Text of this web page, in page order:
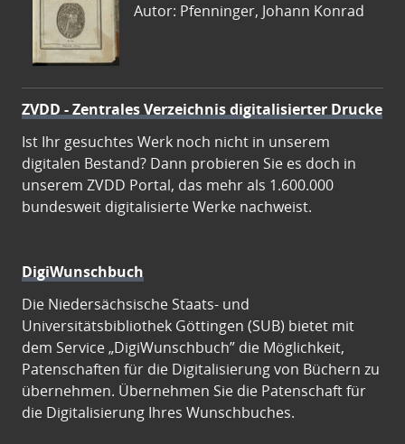
Autor: Pfenninger, Johann Konrad
ZVDD - Zentrales Verzeichnis digitalisierter Drucke
Ist Ihr gesuchtes Werk noch nicht in unserem
digitalen Bestand? Dann probieren Sie es doch in
unserem ZVDD Portal, das mehr als 1.600.000
bundesweit digitalisierte Werke nachweist.
DigiWunschbuch
Die Niedersächsische Staats- und
Universitätsbibliothek Göttingen (SUB) bietet mit
dem Service „DigiWunschbuch” die Möglichkeit,
Patenschaften für die Digitalisierung von Büchern zu
übernehmen. Übernehmen Sie die Patenschaft für
die Digitalisierung Ihres Wunschbuches.